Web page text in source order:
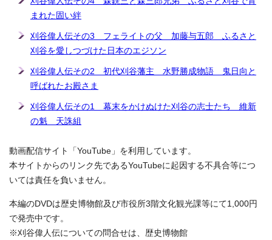
まれた固い絆
刈谷偉人伝その3 フェライトの父 加藤与五郎 ふるさと
刈谷を愛しつづけた日本のエジソン
刈谷偉人伝その2 初代刈谷藩主 水野勝成物語 鬼日向と
呼ばれたお殿さま
刈谷偉人伝その1 幕末をかけぬけた刈谷の志士たち 維新
の魁 天誅組
動画配信サイト「YouTube」を利用しています。
本サイトからのリンク先であるYouTubeに起因する不具合等につ
いては責任を負いません。
本編のDVDは歴史博物館及び市役所3階文化観光課等にて1,000円
で発売中です。
※刈谷偉人伝についての問合せは、歴史博物館